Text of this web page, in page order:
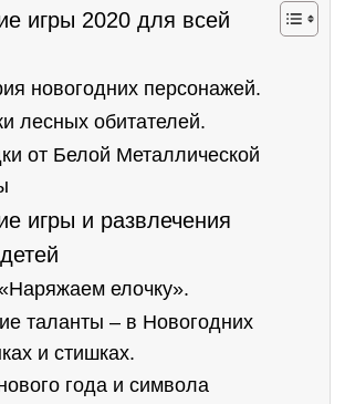
игры 2020 для всей
новогодних персонажей.
лесных обитателей.
от Белой Металлической
игры и развлечения
елочку».
таланты – в Новогодних
и стишках.
года и символа